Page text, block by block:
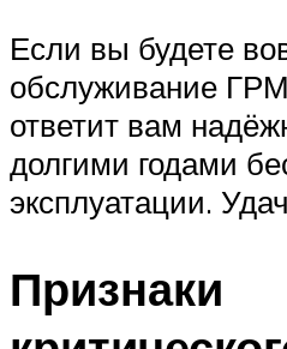
Если вы будете
обслуживание
ответит вам
долгими годами
эксплуатации.
Признаки